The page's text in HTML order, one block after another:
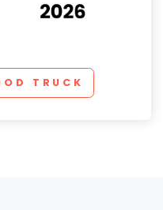
TRUCK